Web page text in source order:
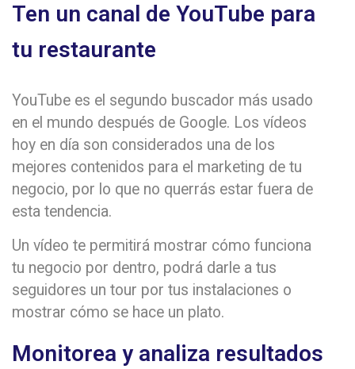
Ten un canal de YouTube para
tu restaurante
YouTube es el segundo buscador más usado
en el mundo después de Google. Los vídeos
hoy en día son considerados una de los
mejores contenidos para el marketing de tu
negocio, por lo que no querrás estar fuera de
esta tendencia.
Un vídeo te permitirá mostrar cómo funciona
tu negocio por dentro, podrá darle a tus
seguidores un tour por tus instalaciones o
mostrar cómo se hace un plato.
Monitorea y analiza resultados